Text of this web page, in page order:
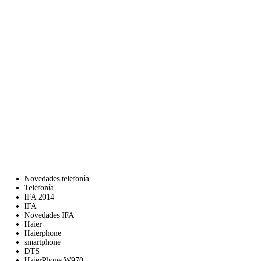
Novedades telefonía
Telefonía
IFA 2014
IFA
Novedades IFA
Haier
Haierphone
smartphone
DTS